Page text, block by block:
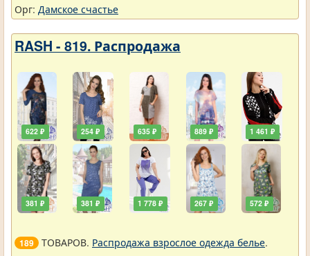
Орг: Дамское счастье
RASH - 819. Распродажа
622 ₽
381 ₽
254 ₽
381 ₽
635 ₽
1 778 ₽
889 ₽
267 ₽
1 461 ₽
572 ₽
189 ТОВАРОВ. Распродажа взрослое одежда белье.